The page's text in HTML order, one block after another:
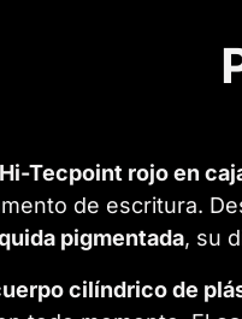
Tecpoint rojo en
de escritura.
pigmentada, su
cilíndrico de